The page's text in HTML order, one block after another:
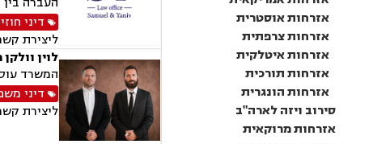
אזרחות אוסטרית
אזרחות צרפתית
אזרחות איטלקית
אזרחות תורכית
אזרחות הונגרית
סירוב ויזה לארה"ב
אזרחות מרוקאית
דיני
ליצירת
לוין
המשרד
דיני
ליצירת